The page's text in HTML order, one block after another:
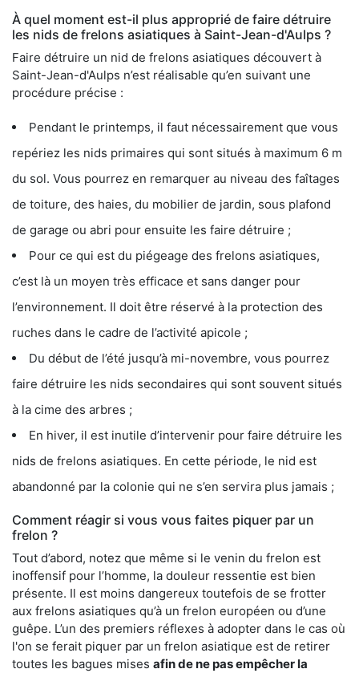
À quel moment est-il plus approprié de faire détruire
les nids de frelons asiatiques à Saint-Jean-d'Aulps ?
Faire détruire un nid de frelons asiatiques découvert à
Saint-Jean-d'Aulps n’est réalisable qu’en suivant une
procédure précise :
Pendant le printemps, il faut nécessairement que vous
repériez les nids primaires qui sont situés à maximum 6 m
du sol. Vous pourrez en remarquer au niveau des faîtages
de toiture, des haies, du mobilier de jardin, sous plafond
de garage ou abri pour ensuite les faire détruire ;
Pour ce qui est du piégeage des frelons asiatiques,
c’est là un moyen très efficace et sans danger pour
l’environnement. Il doit être réservé à la protection des
ruches dans le cadre de l’activité apicole ;
Du début de l’été jusqu’à mi-novembre, vous pourrez
faire détruire les nids secondaires qui sont souvent situés
à la cime des arbres ;
En hiver, il est inutile d’intervenir pour faire détruire les
nids de frelons asiatiques. En cette période, le nid est
abandonné par la colonie qui ne s’en servira plus jamais ;
Comment réagir si vous vous faites piquer par un
frelon ?
Tout d’abord, notez que même si le venin du frelon est
inoffensif pour l’homme, la douleur ressentie est bien
présente. Il est moins dangereux toutefois de se frotter
aux frelons asiatiques qu’à un frelon européen ou d’une
guêpe. L’un des premiers réflexes à adopter dans le cas où
l'on se ferait piquer par un frelon asiatique est de retirer
toutes les bagues mises afin de ne pas empêcher la